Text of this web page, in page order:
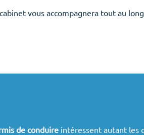
vous accompagnera tout au
de conduire intéressent autant les